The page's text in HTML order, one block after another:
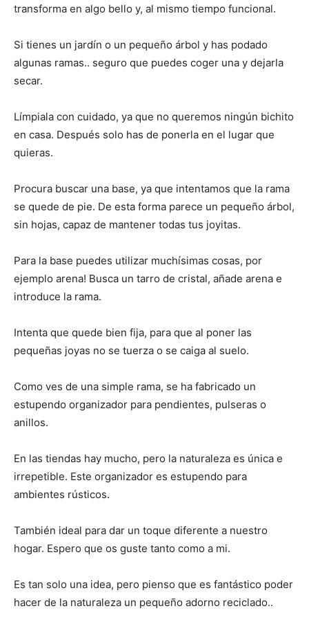
transforma en algo bello y, al mismo tiempo funcional.
Si tienes un jardín o un pequeño árbol y has podado
algunas ramas.. seguro que puedes coger una y dejarla
secar.
Límpiala con cuidado, ya que no queremos ningún bichito
en casa. Después solo has de ponerla en el lugar que
quieras.
Procura buscar una base, ya que intentamos que la rama
se quede de pie. De esta forma parece un pequeño árbol,
sin hojas, capaz de mantener todas tus joyitas.
Para la base puedes utilizar muchísimas cosas, por
ejemplo arena! Busca un tarro de cristal, añade arena e
introduce la rama.
Intenta que quede bien fija, para que al poner las
pequeñas joyas no se tuerza o se caiga al suelo.
Como ves de una simple rama, se ha fabricado un
estupendo organizador para pendientes, pulseras o
anillos.
En las tiendas hay mucho, pero la naturaleza es única e
irrepetible. Este organizador es estupendo para
ambientes rústicos.
También ideal para dar un toque diferente a nuestro
hogar. Espero que os guste tanto como a mi.
Es tan solo una idea, pero pienso que es fantástico poder
hacer de la naturaleza un pequeño adorno reciclado..